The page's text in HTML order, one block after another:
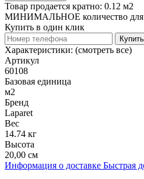
Товар продается кратно: 0.12 м2
МИНИМАЛЬНОЕ количество для
Купить в один клик
Купить
Характеристики: (смотреть все)
Артикул
60108
Базовая единица
м2
Бренд
Laparet
Вес
14.74 кг
Высота
20,00 см
Информация о доставке Быстрая